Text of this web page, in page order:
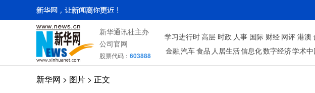
新华通讯社主办
公司官网
股票代码： 603888
学习进行时高层 时政 人事 国际 财经 网评 港澳
金融汽车食品 人居生活信息化数字经济学术中
新华网 > 图片 > 正文